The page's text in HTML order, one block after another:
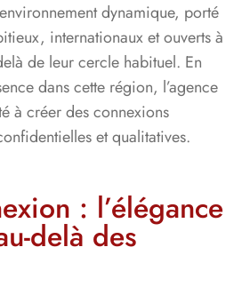
dynamique, porté
internationaux et ouverts à
de leur cercle habituel. En
dans cette région, l’agence
à créer des connexions
et qualitatives.
: l’élégance
delà des